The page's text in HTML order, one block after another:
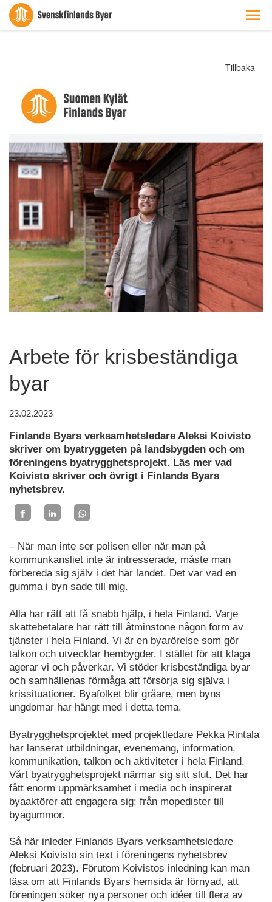
Tillbaka
Arbete för krisbeständiga
byar
23.02.2023
Finlands Byars verksamhetsledare Aleksi Koivisto
skriver om byatryggeten på landsbygden och om
föreningens byatrygghetsprojekt. Läs mer vad
Koivisto skriver och övrigt i Finlands Byars
nyhetsbrev.
– När man inte ser polisen eller när man på
kommunkansliet inte är intresserade, måste man
förbereda sig själv i det här landet. Det var vad en
gumma i byn sade till mig.
Alla har rätt att få snabb hjälp, i hela Finland. Varje
skattebetalare har rätt till åtminstone någon form av
tjänster i hela Finland. Vi är en byarörelse som gör
talkon och utvecklar hembygder. I stället för att klaga
agerar vi och påverkar. Vi stöder krisbeständiga byar
och samhällenas förmåga att försörja sig själva i
krissituationer. Byafolket blir gråare, men byns
ungdomar har hängt med i detta tema.
Byatrygghetsprojektet med projektledare Pekka Rintala
har lanserat utbildningar, evenemang, information,
kommunikation, talkon och aktiviteter i hela Finland.
Vårt byatrygghetsprojekt närmar sig sitt slut. Det har
fått enorm uppmärksamhet i media och inspirerat
byaaktörer att engagera sig: från mopedister till
byagummor.
Så här inleder Finlands Byars verksamhetsledare
Aleksi Koivisto sin text i föreningens nyhetsbrev
(februari 2023). Förutom Koivistos inledning kan man
läsa om att Finlands Byars hemsida är förnyad, att
föreningen söker nya personer och idéer till flera av